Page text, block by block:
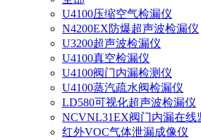
U4100压缩空气检漏仪
N4200EX防爆超声波检漏仪
U3200超声波检漏仪
U4100真空检漏仪
U4100阀门内漏检测仪
U4100蒸汽疏水阀检漏仪
LD580可视化超声波检漏仪
NCVNL31EX阀门内漏在线
红外VOC气体泄漏成像仪